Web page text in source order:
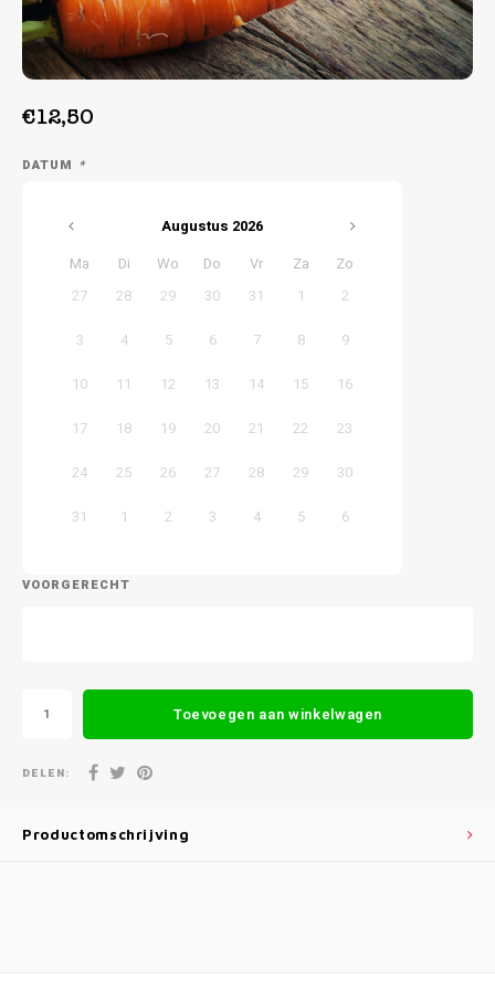
Week 38 | 14-09-2026 t/m 18-09-2026
Week 39 | 21-09-2026 t/m 25-09-2026
€12,50
DATUM *
Augustus 2026
Ma
Di Wo Do Vr Za
Zo
27
28 29 30 31 1 2
3 4 5 6 7 8 9
10 11 12 13 14 15 16
17 18 19 20 21 22 23
24 25 26 27 28 29 30
31 1 2 3 4 5 6
VOORGERECHT
Toevoegen aan winkelwagen
DELEN:
Productomschrijving